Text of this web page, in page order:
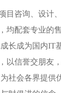
咨询、设计、
配套专业的
长成为国内IT
以信誉交朋友
社会各界提